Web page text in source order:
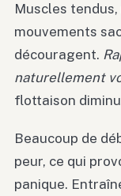
Muscles
mouvements
découragent.
naturellement
flottaison
Beaucoup de
peur, ce qui
panique.